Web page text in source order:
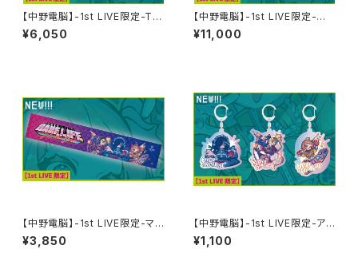
【中野電脳】-1st LIVE限定-Tシ
ャツ
¥6,050
【中野電脳】-1st LIVE限定-全
員サイン入りTシャツ
¥11,000
【中野電脳】-1st LIVE限定-マフ
ラータオル
¥3,850
【中野電脳】-1st LIVE限定-アク
リルキーホルダー
¥1,100